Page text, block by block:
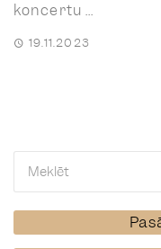
koncertu ...
19.11.2023